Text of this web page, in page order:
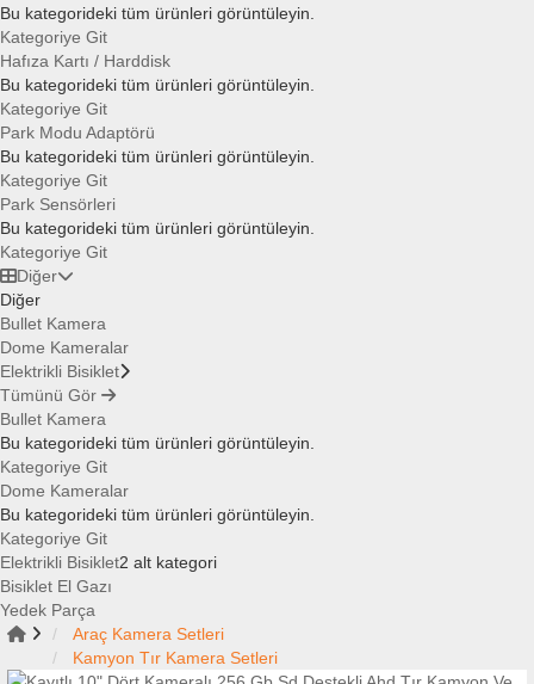
Bu kategorideki tüm ürünleri görüntüleyin.
Kategoriye Git
Hafıza Kartı / Harddisk
Bu kategorideki tüm ürünleri görüntüleyin.
Kategoriye Git
Park Modu Adaptörü
Bu kategorideki tüm ürünleri görüntüleyin.
Kategoriye Git
Park Sensörleri
Bu kategorideki tüm ürünleri görüntüleyin.
Kategoriye Git
Diğer
Diğer
Bullet Kamera
Dome Kameralar
Elektrikli Bisiklet
Tümünü Gör
Bullet Kamera
Bu kategorideki tüm ürünleri görüntüleyin.
Kategoriye Git
Dome Kameralar
Bu kategorideki tüm ürünleri görüntüleyin.
Kategoriye Git
Elektrikli Bisiklet2 alt kategori
Bisiklet El Gazı
Yedek Parça
Araç Kamera Setleri
Kamyon Tır Kamera Setleri